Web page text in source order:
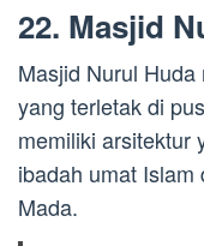
22. Masjid
Masjid Nurul
yang terletak di
memiliki arsitektur
ibadah umat
Mada.